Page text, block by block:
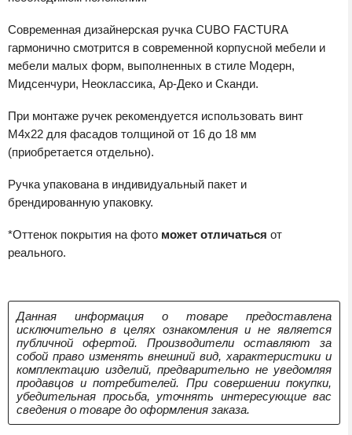
Современная дизайнерская ручка CUBO FACTURA
гармонично смотрится в современной корпусной мебели и
мебели малых форм, выполненных в стиле Модерн,
Мидсенчури, Неоклассика, Ар-Деко и Сканди.
При монтаже ручек рекомендуется использовать винт
M4x22 для фасадов толщиной от 16 до 18 мм
(приобретается отдельно).
Ручка упакована в индивидуальный пакет и
брендированную упаковку.
*Оттенок покрытия на фото может отличаться от
реального.
Данная информация о товаре предоставлена
исключительно в целях ознакомления и не является
публичной офертой. Производители оставляют за
собой право изменять внешний вид, характеристики и
комплектацию изделий, предварительно не уведомляя
продавцов и потребителей. При совершении покупки,
убедительная просьба, уточнять интересующие вас
сведения о товаре до оформления заказа.